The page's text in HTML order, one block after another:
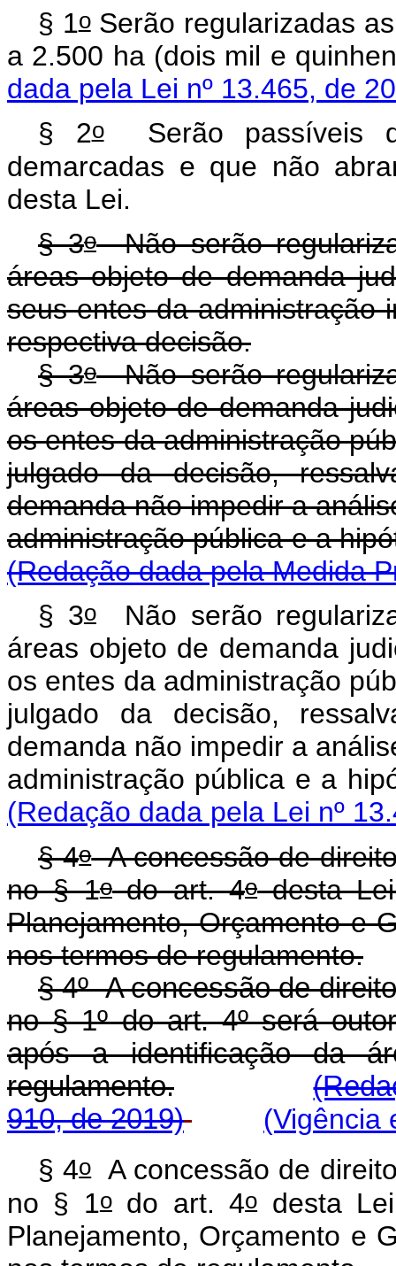
§ 1oSerão regularizadas
a 2.500 ha (dois mil e
dada pela Lei nº 13.465, de
§ 2oSerão passíveis
demarcadas e que não
desta Lei.
§ 3oNão serão
áreas objeto de demanda
seus entes da administração
respectiva decisão.
§ 3oNão serão
áreas objeto de demanda
os entes da administração
julgado da decisão,
demanda não impedir a
administração pública
(Redação dada pela Medida
§ 3oNão serão
áreas objeto de demanda
os entes da administração
julgado da decisão,
demanda não impedir a
administração pública
(Redação dada pela Lei nº
§ 4oA concessão de
no § 1odo art. 4odesta Lei
Planejamento, Orçamento e
nos termos de regulamento.
§ 4º A concessão de
no § 1º do art. 4º será
após a identificação da
regulamento.
910, de 2019)
(Vigência
§ 4oA concessão de
no § 1odo art. 4odesta Lei
Planejamento, Orçamento e